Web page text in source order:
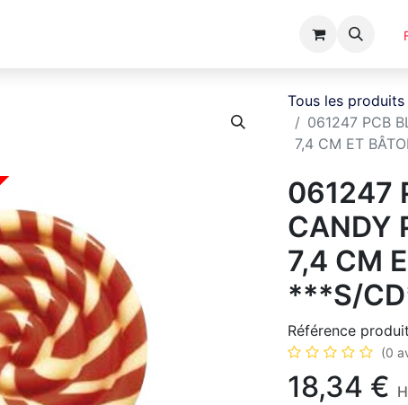
A Propos
Tous les produits
061247 PCB
7,4 CM ET
061247
CANDY
7,4 CM
***S/
Référence
(0
18,34 €